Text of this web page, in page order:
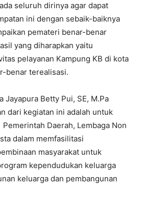
seluruh dirinya agar dapat
ini dengan sebaik-baiknya
pemateri benar-benar
yang diharapkan yaitu
pelayanan Kampung KB di kota
benar terealisasi.
Jayapura Betty Pui, SE, M.Pa
dari kegiatan ini adalah untuk
Daerah, Lembaga Non
dalam memfasilitasi
masyarakat untuk
kependudukan keluarga
keluarga dan pembangunan